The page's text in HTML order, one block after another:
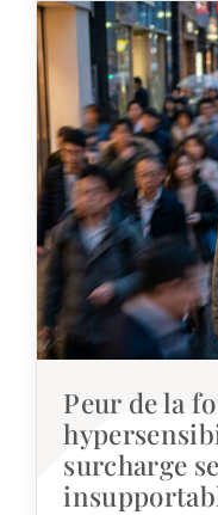
Peur de la
surcharge